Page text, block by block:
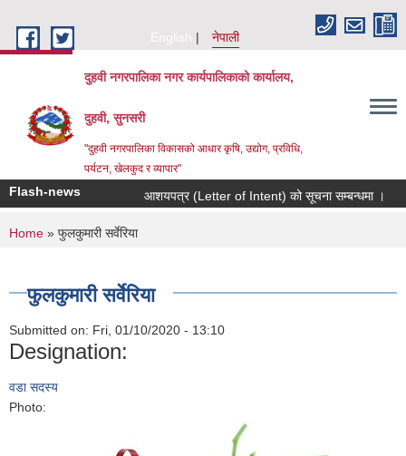
English
नेपाली
दुहवी नगरपालिका नगर कार्यपालिकाको कार्यालय,
दुहवी, सुनसरी
"दुहवी नगरपालिका विकासको आधार कृषि, उद्योग, प्रविधि,
पर्यटन, खेलकुद र व्यापार"
Flash-news आशयपत्र (Letter of Intent) को सूचना सम्बन्धमा ।
You are here
Home » फुलकुमारी सर्वेरिया
फुलकुमारी सर्वेरिया
Submitted on: Fri, 01/10/2020 - 13:10
Designation:
वडा सदस्य
Photo: